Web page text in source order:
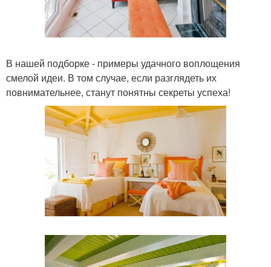
В нашей подборке - примеры удачного воплощения
смелой идеи. В том случае, если разглядеть их
повнимательнее, станут понятны секреты успеха!